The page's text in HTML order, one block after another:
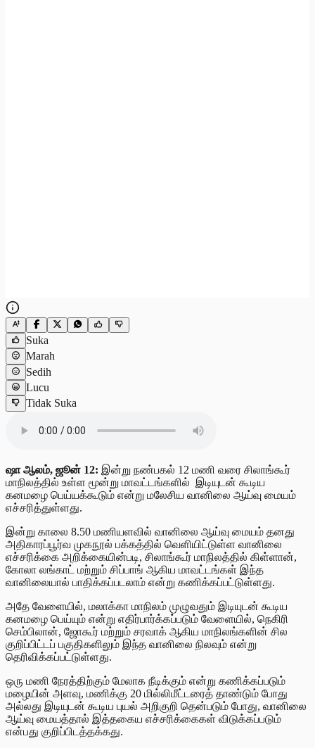
Suka
Marah
Sedih
Lucu
Tidak Suka
ஷா ஆலம், ஜூன் 12: இன்று நண்பகல் 12 மணி வரை சிலாங்கூர்
மாநிலத்தில் உள்ள மூன்று மாவட்டங்களில் இடியுடன் கூடிய
கனமழை பெய்யக்கூடும் என்று மலேசிய வானிலை ஆய்வு மையம்
எச்சரித்துள்ளது.
இன்று காலை 8.50 மணியளவில் வானிலை ஆய்வு மையம் தனது
அதிகாரப்பூர்வ முகநூல் பக்கத்தில் வெளியிட்டுள்ள வானிலை
எச்சரிக்கை அறிக்கையின்படி, சிலாங்கூர் மாநிலத்தில் கிள்ளான்,
கோலா லங்காட் மற்றும் சிப்பாங் ஆகிய மாவட்டங்கள் இந்த
வானிலையால் பாதிக்கப்படலாம் என்று கணிக்கப்பட்டுள்ளது.
அதே வேளையில், மலாக்கா மாநிலம் முழுவதும் இடியுடன் கூடிய
கனமழை பெய்யும் என்று எதிர்பார்க்கப்படும் வேளையில், நெகிரி
செம்பிலான், ஜோகூர் மற்றும் சரவாக் ஆகிய மாநிலங்களின் சில
குறிப்பிட்டப் பகுதிகளிலும் இந்த வானிலை நிலவும் என்று
தெரிவிக்கப்பட்டுள்ளது.
ஒரு மணி நேரத்திற்கும் மேலாக நீடிக்கும் என்று கணிக்கப்படும்
மழையின் அளவு, மணிக்கு 20 மில்லிமீட்டரைத் தாண்டும் போது
அல்லது இடியுடன் கூடிய புயல் அறிகுறி தென்படும் போது, வானிலை
ஆய்வு மையத்தால் இத்தகைய எச்சரிக்கைகள் விடுக்கப்படும்
என்பது குறிப்பிடத்தக்கது.